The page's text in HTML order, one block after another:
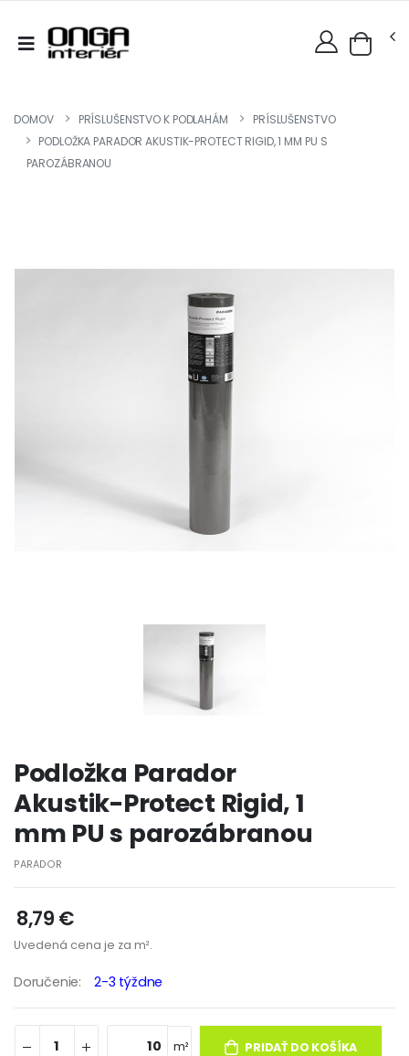
DOMOV PRÍSLUŠENSTVO K PODLAHÁM
PRÍSLUŠENSTVO
PODLOŽKA PARADOR AKUSTIK-PROTECT RIGID, 1 MM PU S
PAROZÁBRANOU
Podložka Parador
Akustik-Protect Rigid, 1
mm PU s parozábranou
PARADOR
8,79 €
Uvedená cena je za m².
doručenie: 2-3 týždne
m² PRIDAŤ DO KOŠÍKA